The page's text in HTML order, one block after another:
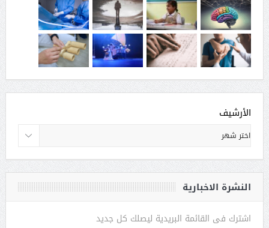
الأرشيف
النشرة الاخبارية
اشترك فى القائمة البريدية ليصلك كل جديد